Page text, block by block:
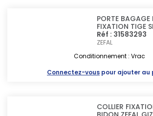
PORTE BAGAGE
FIXATION TIGE
Réf : 31583293
ZEFAL
Conditionnement : Vrac
Connectez-vous pour ajouter au
COLLIER